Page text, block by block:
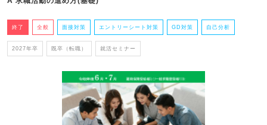
終了 全般 面接対策 エントリーシート対策 GD対策 自己分析
2027年卒 既卒（転職） 就活セミナー